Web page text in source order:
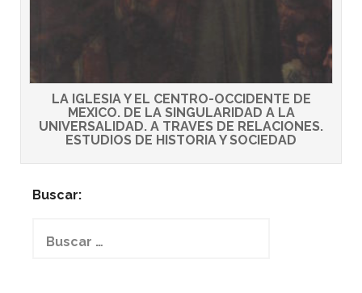
LA IGLESIA Y EL CENTRO-OCCIDENTE DE
MEXICO. DE LA SINGULARIDAD A LA
UNIVERSALIDAD. A TRAVES DE RELACIONES.
ESTUDIOS DE HISTORIA Y SOCIEDAD
Buscar: